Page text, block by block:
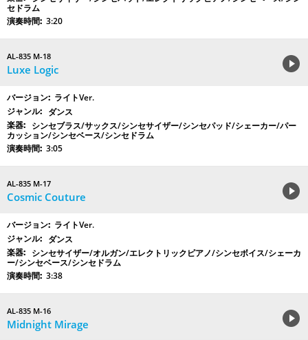
セドラム
3:20
AL-835 M-18
Luxe Logic
ライトVer.
ダンス
シンセブラス/サックス/シンセサイザー/シンセパッド/シェーカー/パー
カッション/シンセベース/シンセドラム
3:05
AL-835 M-17
Cosmic Couture
ライトVer.
ダンス
シンセサイザー/オルガン/エレクトリックピアノ/シンセボイス/シェーカ
ー/シンセベース/シンセドラム
3:38
AL-835 M-16
Midnight Mirage